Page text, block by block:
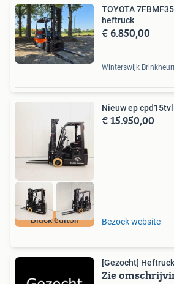
TOYOTA
heftruck
€ 6.850,00
Winterswijk
Black editon
Nieuw ep
€ 15.950,00
Bezoek website
[Gezocht]
Zie